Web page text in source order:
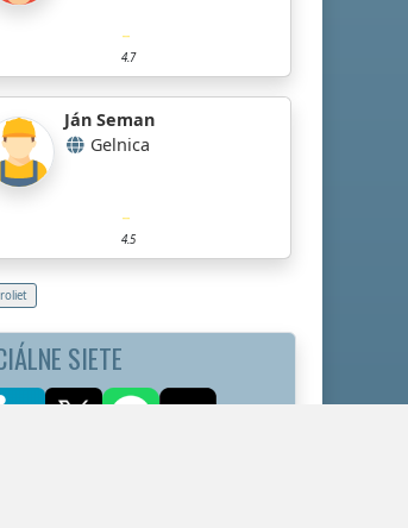
4.7
Ján Seman
Gelnica
4.5
SIETE